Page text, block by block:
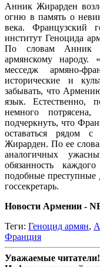
Анник Жирарден
огню в память о
века. Французский
институт Геноцида
По словам Анник
армянскому народу.
месседж армяно-
исторические и
забывать, что
язык. Естественно,
немного
подчеркнуть, что
оставаться рядом
Жирарден. По ее
аналогичных
обязанность
подобные преступные
госсекретарь.
Новости Армении -
Теги: Геноцид армян,
Франция
Уважаемые